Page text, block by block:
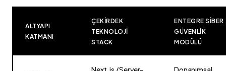
ALTYAPI
KATMANI
ÇEKIRDEK
TEKNOLOJI
STACK
ENTEGRE SIBER
GÜVENLIK
MODÜLÜ